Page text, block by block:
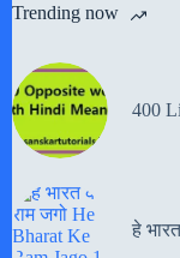
Trending now
400
हे